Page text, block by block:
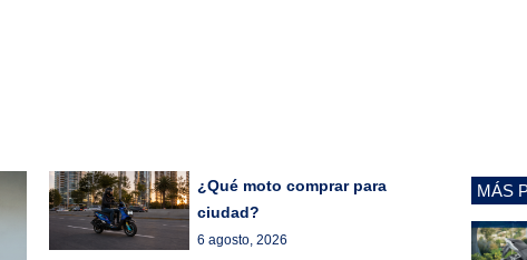
¿Qué moto comprar para
ciudad?
6 agosto, 2026
MÁS